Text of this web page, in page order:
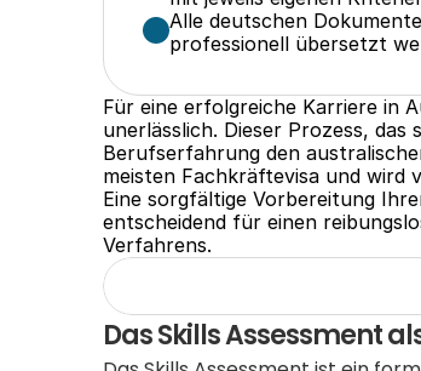
Alle deutschen
professionell übersetzt
Für eine erfolgreiche Karriere in
unerlässlich. Dieser Prozess,
Berufserfahrung den
meisten Fachkräftevisa und wird
Eine sorgfältige Vorbereitung
entscheidend für einen
Verfahrens.
Das Skills Assessment